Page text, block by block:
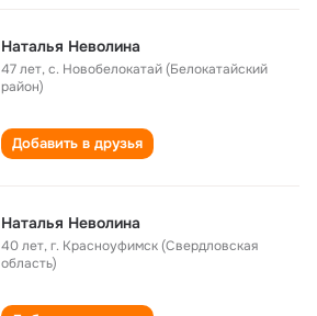
Наталья Неволина
47 лет,с. Новобелокатай (Белокатайский
район)
Добавить в друзья
Наталья Неволина
40 лет,г. Красноуфимск (Свердловская
область)